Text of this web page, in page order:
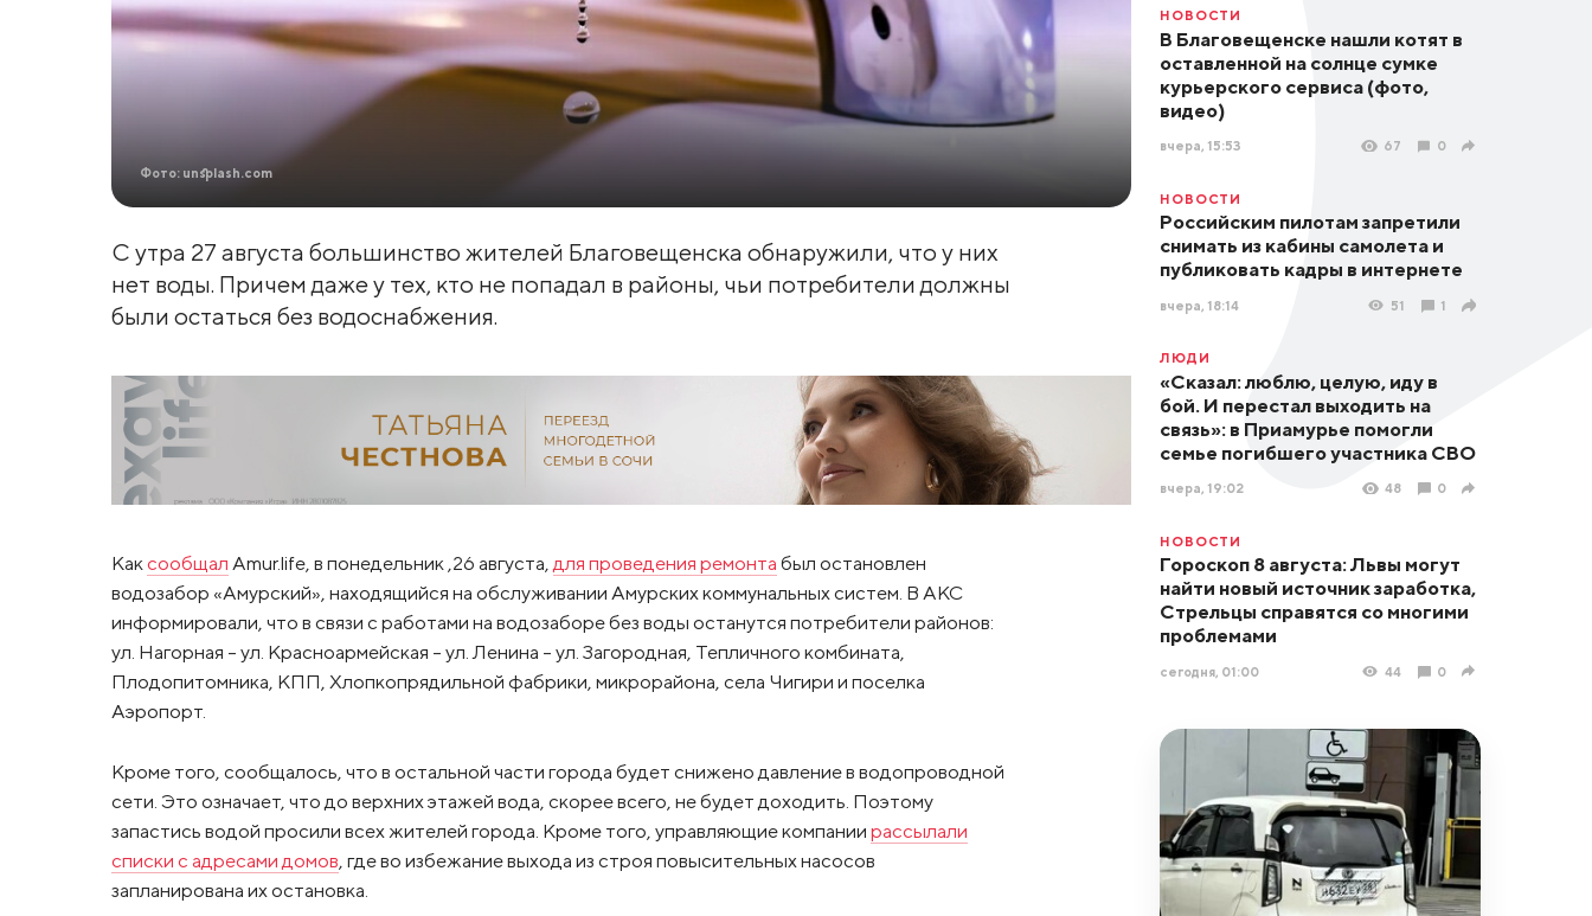
Фото: unsplash.com
С утра 27 августа большинство жителей Благовещенска обнаружили, что у них
нет воды. Причем даже у тех, кто не попадал в районы, чьи потребители должны
были остаться без водоснабжения.
Как сообщал Amur.life, в понедельник ,26 августа, для проведения ремонта был остановлен
водозабор «Амурский», находящийся на обслуживании Амурских коммунальных систем. В АКС
информировали, что в связи с работами на водозаборе без воды останутся потребители районов:
ул. Нагорная – ул. Красноармейская – ул. Ленина – ул. Загородная, Тепличного комбината,
Плодопитомника, КПП, Хлопкопрядильной фабрики, микрорайона, села Чигири и поселка
Аэропорт.
Кроме того, сообщалось, что в остальной части города будет снижено давление в водопроводной
сети. Это означает, что до верхних этажей вода, скорее всего, не будет доходить. Поэтому
запастись водой просили всех жителей города. Кроме того, управляющие компании рассылали
списки с адресами домов, где во избежание выхода из строя повысительных насосов
запланирована их остановка.
НОВОСТИ
В Благовещенске нашли котят в
оставленной на солнце сумке
курьерского сервиса (фото,
видео)
вчера, 15:53 67 0
НОВОСТИ
Российским пилотам запретили
снимать из кабины самолета и
публиковать кадры в интернете
вчера, 18:14 51 1
ЛЮДИ
«Сказал: люблю, целую, иду в
бой. И перестал выходить на
связь»: в Приамурье помогли
семье погибшего участника СВО
вчера, 19:02 48 0
НОВОСТИ
Гороскоп 8 августа: Львы могут
найти новый источник заработка,
Стрельцы справятся со многими
проблемами
сегодня, 01:00 44 0